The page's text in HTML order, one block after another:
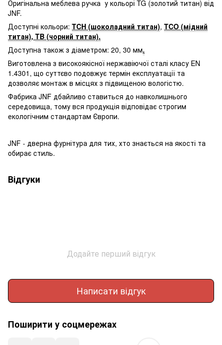
Оригінальна меблева ручка у кольорі TG (золотий титан) від
JNF.
Доступні кольори: TCH (шоколадний титан), TCO (мідний
титан), TB (чорний титан).
Доступна також з діаметром: 20, 30 мм.
Виготовлена з високоякісної нержавіючої сталі класу EN
1.4301, що суттєво подовжує термін експлуатації та
дозволяє монтаж в місцях з підвищеною вологістю.
Фабрика JNF дбайливо ставиться до навколишнього
середовища, тому вся продукція відповідає строгим
екологічним стандартам Європи.
JNF - дверна фурнітура для тих, хто знається на якості та
обирає стиль.
Відгуки
Додайте перший відгук
Написати відгук
Поширити у соцмережах